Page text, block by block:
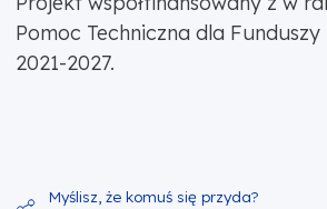
Pomoc Techniczna dla
2021-2027.